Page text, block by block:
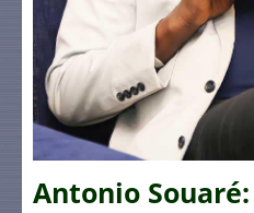
Antonio